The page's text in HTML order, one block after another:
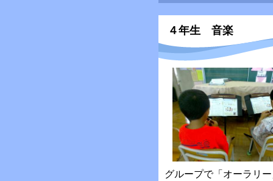
４年生 音楽
グループで「オーラリ